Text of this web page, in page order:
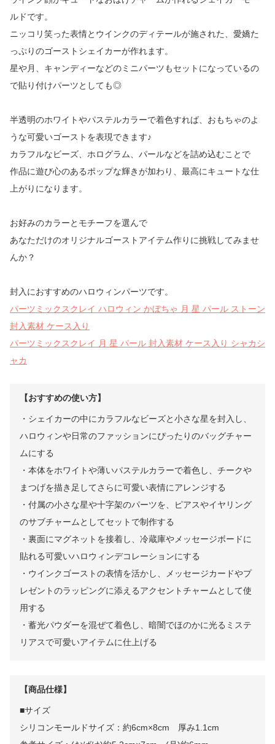
ルドです。
ニッコリ笑った表情とウインクのディテールが施された、愛嬌た
っぷりのゴーストシェイカーが作れます。
星や月、キャンディーなどのミニパーツもセットになっているの
で貼り付けパーツとしても◎
半透明のホワイトやパステルカラーで着色すれば、おもちゃのよ
うな可愛いゴーストを表現できます♪
カラフルなビーズ、ホログラム、パールなどを詰め込むことで
作品に遊び心のあるポップな輝きが加わり、最高にキュートな仕
上がりになります。
お好みのカラーとモチーフを選んで
あなただけのオリジナルゴーストアイテム作りに挑戦してみませ
んか？
封入におすすめのハロウィンパーツです。
パーツミックスクレイ ハロウィン かぼちゃ 月 星 パール ストーン
封入素材 ケース入り
パーツミックスクレイ 月 星 パール 封入素材 ケース入り シャカシ
ャカ
【おすすめの使い方】
・シェイカーの中にカラフルなビーズと小さな星を封入し、
ハロウィンや日常のファッションにぴったりのバッグチャー
ムにする
・本体をホワイトや薄いパステルカラーで着色し、チークや
まつげを描き足してさらに可愛い表情にアレンジする
・付属の小さな星や十字架のパーツを、ピアスやイヤリング
のサブチャームとしてセットで制作する
・裏面にマグネットを接着し、冷蔵庫やメッセージボードに
貼れる可愛いハロウィンデコレーションにする
・ウインクゴーストの表情を活かし、メッセージカードやプ
レゼントのラッピングに添えるアクセントチャームとして使
用する
・蓄光パウダーを混ぜて着色し、暗闇でほのかに光るミステ
リアスで可愛いアイテムに仕上げる
【商品仕様】
■サイズ
シリコンモールドサイズ：約6cm×8cm 厚み1.1cm